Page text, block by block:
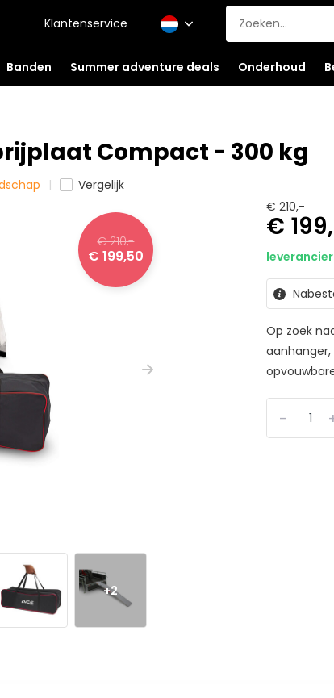
Klantenservice
Banden Summer adventure deals Onderhoud
Compact - 300 kg
Vergelijk
€ 210,-
€ 199,50
+2
€ 210,-
€
leverancier
Op zoek
-